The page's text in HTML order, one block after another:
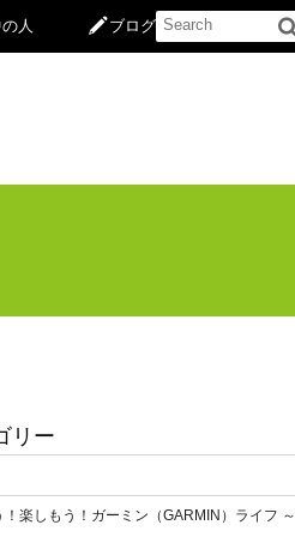
人 ブログ
リー
！楽しもう！ガーミン（GARMIN）ライフ ～